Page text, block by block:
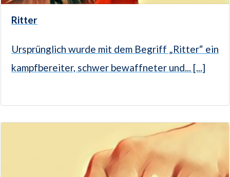
Ritter
Ursprünglich wurde mit dem Begriff „Ritter“ ein
kampfbereiter, schwer bewaffneter und... [...]